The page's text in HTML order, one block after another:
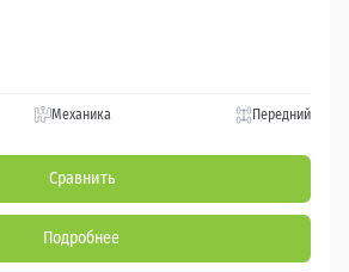
Механика Передний
Сравнить
Подробнее